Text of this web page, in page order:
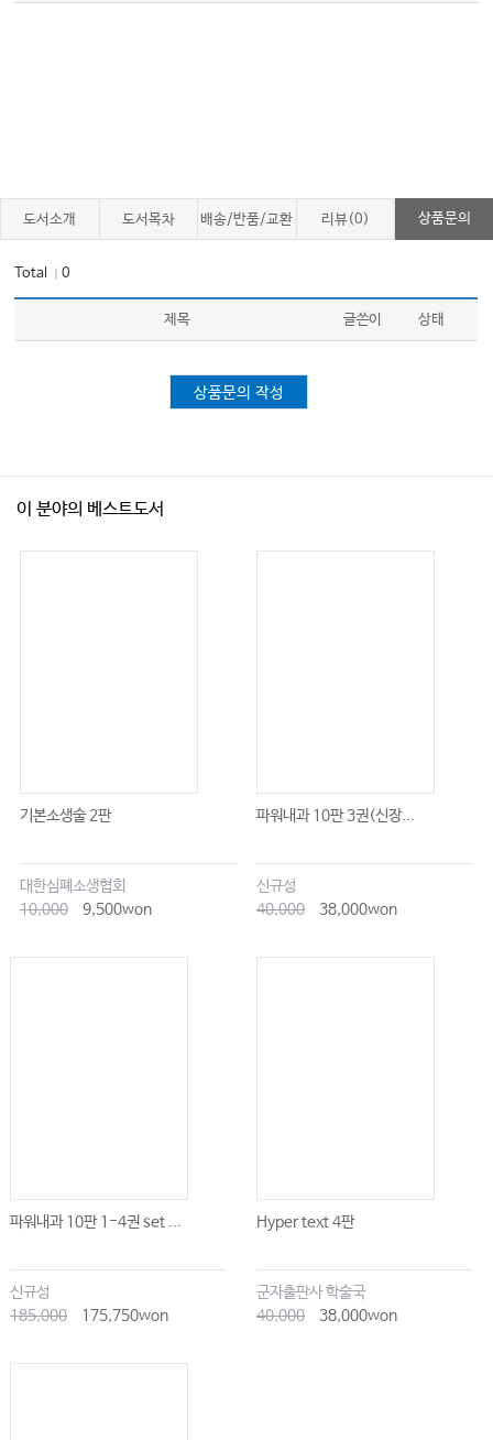
도서소개 도서목차 배송/반품/교환 리뷰(0) 상품문의
Total ｜0
제목 글쓴이 상태
상품문의 작성
이 분야의 베스트도서
기본소생술 2판
대한심폐소생협회
10,000
9,500won
파워내과 10판 3권(신장...
신규성
40,000
38,000won
파워내과 10판 1-4권 set ...
신규성
185,000
175,750won
Hyper text 4판
군자출판사 학술국
40,000
38,000won